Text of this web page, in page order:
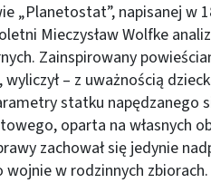
„Planetostat”, napisanej w
Mieczysław Wolfke
Zainspirowany
– z uważnością
statku napędzanego
oparta na własnych
zachował się jedynie
wojnie w rodzinnych zbiorach.